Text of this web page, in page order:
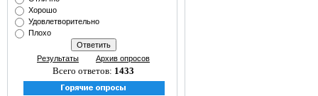
Хорошо
Удовлетворительно
Плохо
Результаты Архив опросов
Всего ответов: 1433